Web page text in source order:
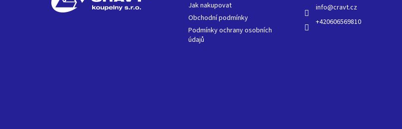
Jak nakupovat
Obchodní podmínky
Podmínky ochrany osobních
údajů
info@cravt.cz
+420606569810